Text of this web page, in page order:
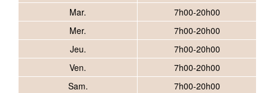
Mar.
7h00-20h00
Mer.
7h00-20h00
Jeu.
7h00-20h00
Ven.
7h00-20h00
Sam.
7h00-20h00